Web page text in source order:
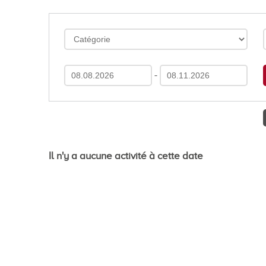
Médias
-
Il n'y a aucune activité à cette date